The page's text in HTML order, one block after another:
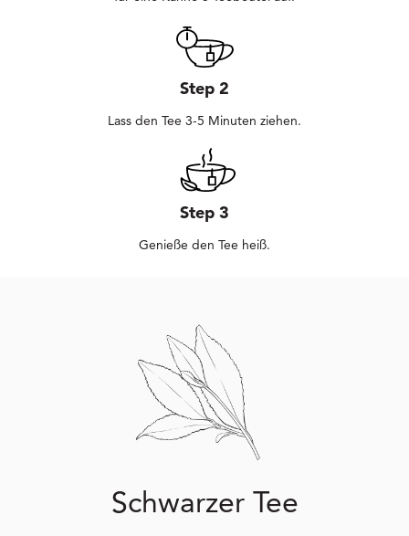
Step 2
Lass den Tee 3-5 Minuten ziehen.
Step 3
Genieße den Tee heiß.
Schwarzer Tee